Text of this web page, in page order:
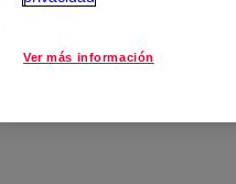
Ver más información